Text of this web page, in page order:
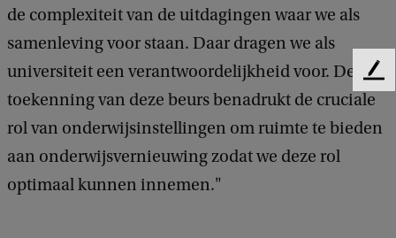
de complexiteit van de uitdagingen waar we als
samenleving voor staan. Daar dragen we als
universiteit een verantwoordelijkheid voor. De
toekenning van deze beurs benadrukt de cruciale
rol van onderwijsinstellingen om ruimte te bieden
aan onderwijsvernieuwing zodat we deze rol
optimaal kunnen innemen."
F
e
d